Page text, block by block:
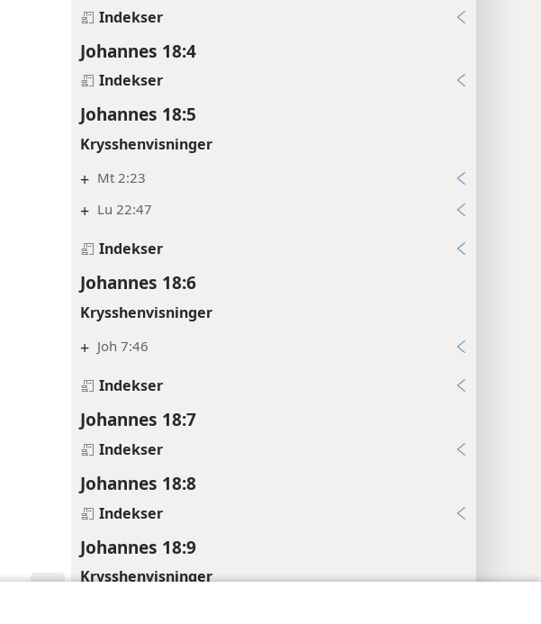
Indekser
Johannes 18:4
Indekser
Johannes 18:5
Krysshenvisninger
+ Mt 2:23
+ Lu 22:47
Indekser
Johannes 18:6
Krysshenvisninger
+ Joh 7:46
Indekser
Johannes 18:7
Indekser
Johannes 18:8
Indekser
Johannes 18:9
Krysshenvisninger